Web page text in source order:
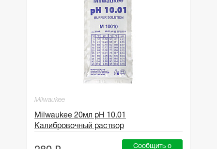
Milwaukee
Milwaukee 20мл pH 10.01
Калибровочный раствор
Сообщить о